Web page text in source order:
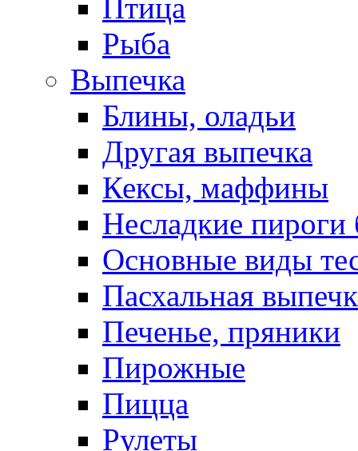
Птица
Рыба
Выпечка
Блины, оладьи
Другая выпечка
Кексы, маффины
Несладкие пироги
Основные виды
Пасхальная
Печенье, пряники
Пирожные
Пицца
Рулеты